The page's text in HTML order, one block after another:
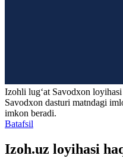
Izohli lugʻat Savodxon
Savodxon dasturi matndagi
imkon beradi.
Batafsil
Izoh.uz loyihasi